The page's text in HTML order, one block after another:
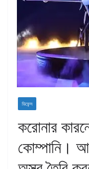
ডিফেন্স
করোনার
কোম্পানি।